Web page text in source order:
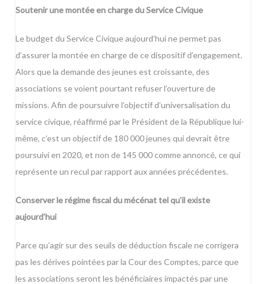
Soutenir une montée en charge du Service Civique
Le budget du Service Civique aujourd’hui ne permet pas
d’assurer la montée en charge de ce dispositif d’engagement.
Alors que la demande des jeunes est croissante, des
associations se voient pourtant refuser l’ouverture de
missions. Afin de poursuivre l’objectif d’universalisation du
service civique, réaffirmé par le Président de la République lui-
même, c’est un objectif de 180 000 jeunes qui devrait être
poursuivi en 2020, et non de 145 000 comme annoncé, ce qui
représente un recul par rapport aux années précédentes.
Conserver le régime fiscal du mécénat tel qu’il existe
aujourd’hui
Parce qu’agir sur des seuils de déduction fiscale ne corrigera
pas les dérives pointées par la Cour des Comptes, parce que
les associations seront les bénéficiaires impactés par une